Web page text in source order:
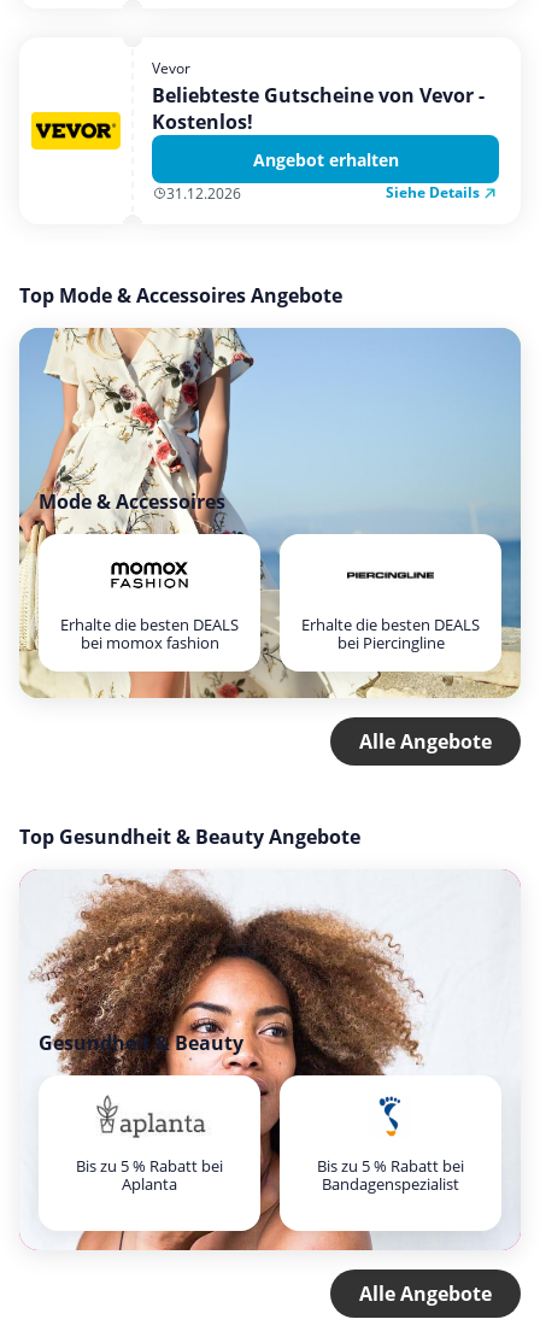
Vevor
Beliebteste Gutscheine von Vevor -
Kostenlos!
Angebot erhalten
31.12.2026 Siehe Details
Top Mode & Accessoires Angebote
Mode & Accessoires
Erhalte die besten DEALS
bei momox fashion
Erhalte die besten DEALS
bei Piercingline
Alle Angebote
Top Gesundheit & Beauty Angebote
Gesundheit & Beauty
Bis zu 5 % Rabatt bei
Aplanta
Bis zu 5 % Rabatt bei
Bandagenspezialist
Alle Angebote